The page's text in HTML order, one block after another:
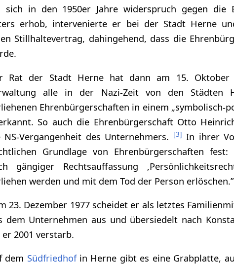
sich in den 1950er Jahre widerspruch gegen die
erhob, intervenierte er bei der Stadt Herne
Stillhaltevertrag, dahingehend, dass die
Rat der Stadt Herne hat dann am 15. Oktober
alle in der Nazi-Zeit von den Städten
Ehrenbürgerschaften in einem „symbolisch-
So auch die Ehrenbürgerschaft Otto
NS-Vergangenheit des Unternehmers. [3] In ihrer
Grundlage von Ehrenbürgerschaften fest:
gängiger Rechtsauffassung
werden und mit dem Tod der Person erlöschen.”
23. Dezember 1977 scheidet er als letztes
dem Unternehmen aus und übersiedelt nach
er 2001 verstarb.
dem Südfriedhofin Herne gibt es eine Grabplatte,